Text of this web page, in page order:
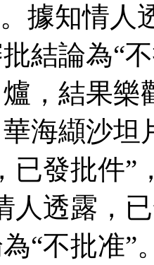
據知情
結論為“
，結果樂
海纈沙坦
已發批件”
人透露，
“不批准”